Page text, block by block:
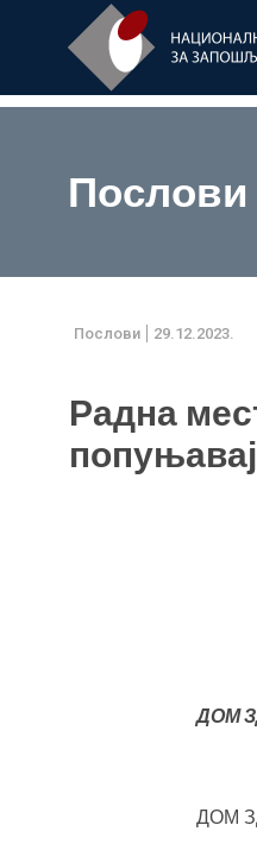
Послови
Послови 29.12.2023.
Радна
ДОМ
ДОМ